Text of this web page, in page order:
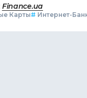
Finance.ua
Карты# Интернет-